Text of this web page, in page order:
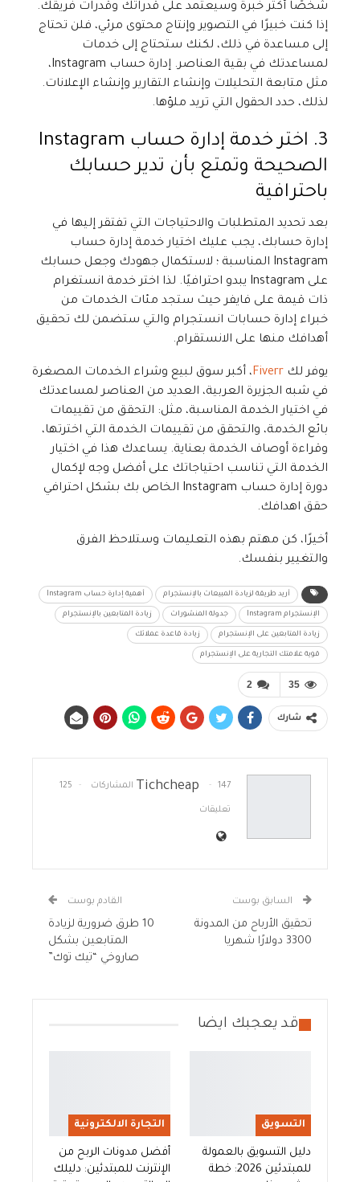
شخصًا أكثر خبرة وسيعتمد على قدراتك وقدرات فريقك.
إذا كنت خبيرًا في التصوير وإنتاج محتوى مرئي، فلن تحتاج
إلى مساعدة في ذلك، لكنك ستحتاج إلى خدمات
لمساعدتك في بقية العناصر. إدارة حساب Instagram،
مثل متابعة التحليلات وإنشاء التقارير وإنشاء الإعلانات.
لذلك، حدد الحقول التي تريد ملؤها.
3. اختر خدمة إدارة حساب Instagram
الصحيحة وتمتع بأن تدير حسابك
باحترافية
بعد تحديد المتطلبات والاحتياجات التي تفتقر إليها في
إدارة حسابك، يجب عليك اختيار خدمة إدارة حساب
Instagram المناسبة ؛ لاستكمال جهودك وجعل حسابك
على Instagram يبدو احترافيًا. لذا اختر خدمة انستغرام
ذات قيمة على فايفر حيث ستجد مئات الخدمات من
خبراء إدارة حسابات انستجرام والتي ستضمن لك تحقيق
أهدافك منها على الانستقرام.
يوفر لك Fiverr، أكبر سوق لبيع وشراء الخدمات المصغرة
في شبه الجزيرة العربية، العديد من العناصر لمساعدتك
في اختيار الخدمة المناسبة، مثل: التحقق من تقييمات
بائع الخدمة، والتحقق من تقييمات الخدمة التي اخترتها،
وقراءة أوصاف الخدمة بعناية. يساعدك هذا في اختيار
الخدمة التي تناسب احتياجاتك على أفضل وجه لإكمال
دورة إدارة حساب Instagram الخاص بك بشكل احترافي
حقق اهدافك.
أخيرًا، كن مهتم بهذه التعليمات وستلاحظ الفرق
والتغيير بنفسك.
أريد طريقة لزيادة المبيعات بالإنستجرام أهمية إدارة حساب Instagram
الإنستجرام Instagram جدولة المنشورات زيادة المتابعين بالإنستجرام
زيادة المتابعين على الإنستجرام زيادة قاعدة عملائك
قوية علامتك التجارية على الإنستجرام
2 35
شارك
Tichcheap 147 المشاركات 125
تعليقات
السابق بوست
تحقيق الأرباح من المدونة
3300 دولارًا شهريا
القادم بوست
10 طرق ضرورية لزيادة
المتابعين بشكل
صاروخي “تيك توك”
قد يعجبك ايضا
التسويق
دليل التسويق بالعمولة
للمبتدئين 2026: خطة
التجارة الالكترونية
أفضل مدونات الربح من
الإنترنت للمبتدئين: دليلك